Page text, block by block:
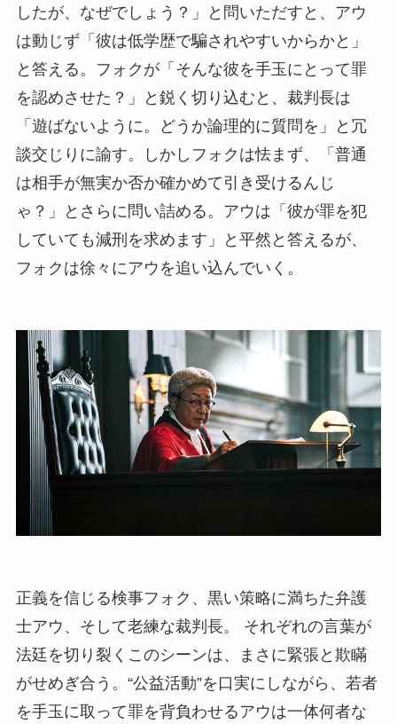
したが、なぜでしょう？」と問いただすと、アウ
は動じず「彼は低学歴で騙されやすいからかと」
と答える。フォクが「そんな彼を手玉にとって罪
を認めさせた？」と鋭く切り込むと、裁判長は
「遊ばないように。どうか論理的に質問を」と冗
談交じりに諭す。しかしフォクは怯まず、「普通
は相手が無実か否か確かめて引き受けるんじ
ゃ？」とさらに問い詰める。アウは「彼が罪を犯
していても減刑を求めます」と平然と答えるが、
フォクは徐々にアウを追い込んでいく。
正義を信じる検事フォク、黒い策略に満ちた弁護
士アウ、そして老練な裁判長。 それぞれの言葉が
法廷を切り裂くこのシーンは、まさに緊張と欺瞞
がせめぎ合う。“公益活動”を口実にしながら、若者
を手玉に取って罪を背負わせるアウは一体何者な